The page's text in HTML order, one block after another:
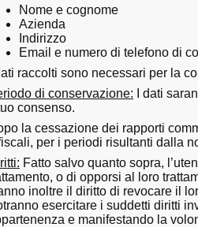
Nome e cognome
Azienda
Indirizzo
Email e numero di telefono di
raccolti sono necessari per la
di conservazione: I dati
consenso.
la cessazione dei rapporti
per i periodi risultanti dalla
Fatto salvo quanto sopra,
o di opporsi al loro
inoltre il diritto di revocare il
esercitare i suddetti diritti
e manifestando la